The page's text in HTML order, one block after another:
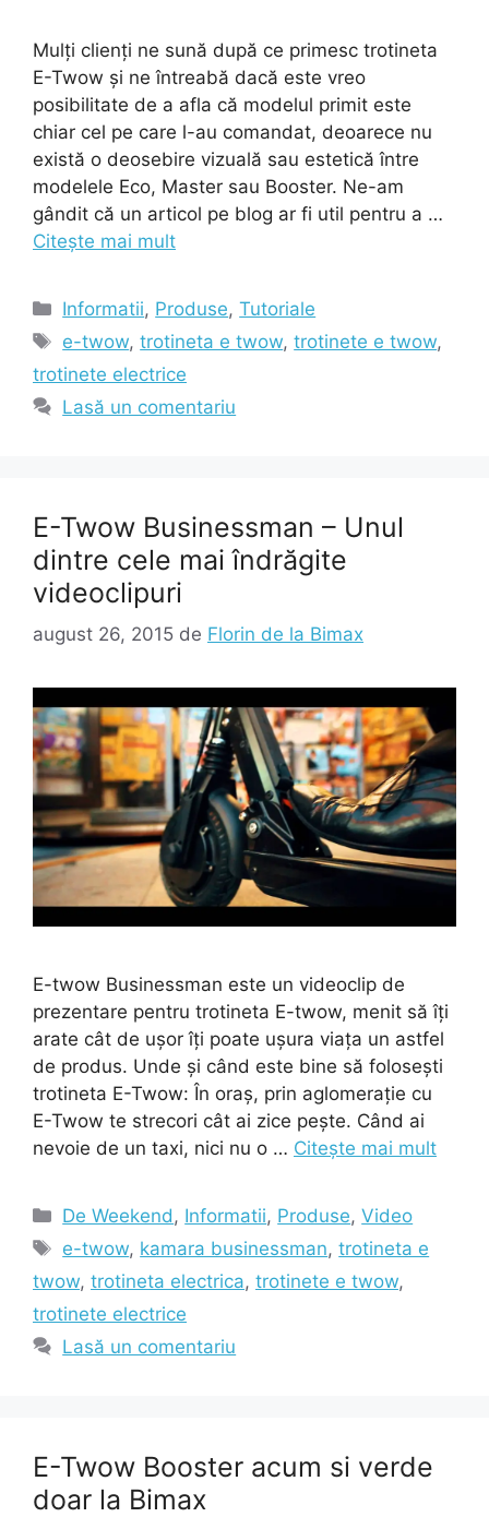
Mulți clienți ne sună după ce primesc trotineta
E-Twow și ne întreabă dacă este vreo
posibilitate de a afla că modelul primit este
chiar cel pe care l-au comandat, deoarece nu
există o deosebire vizuală sau estetică între
modelele Eco, Master sau Booster. Ne-am
gândit că un articol pe blog ar fi util pentru a …
Citește mai mult
Categorii
Informatii, Produse,Tutoriale
Etichete
e-twow,trotineta e twow,trotinete e twow,
trotinete electrice
Lasă un comentariu
E-Twow Businessman – Unul
dintre cele mai îndrăgite
videoclipuri
august 26, 2015 de Florin de la Bimax
E-twow Businessman este un videoclip de
prezentare pentru trotineta E-twow, menit să îți
arate cât de ușor îți poate ușura viața un astfel
de produs. Unde și când este bine să folosești
trotineta E-Twow: În oraș, prin aglomerație cu
E-Twow te strecori cât ai zice pește. Când ai
nevoie de un taxi, nici nu o … Citește mai mult
Categorii
De Weekend , Informatii, Produse,Video
Etichete
e-twow, kamara businessman,trotineta e
twow, trotineta electrica, trotinete e twow,
trotinete electrice
Lasă un comentariu
E-Twow Booster acum si verde
doar la Bimax